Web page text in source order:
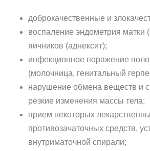
доброкачественные и
воспаление эндометрия матки
яичников (аднексит);
инфекционное поражение
(молочница, генитальный
нарушение обмена веществ и
резкие изменения массы тела;
прием некоторых
противозачаточных средств,
внутриматочной спирали;